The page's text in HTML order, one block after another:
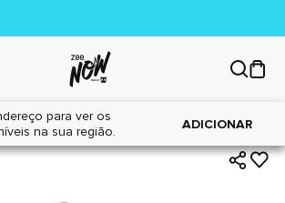
para ver os
na sua região.
ADICIONAR